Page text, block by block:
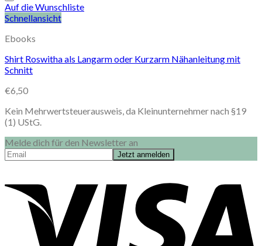
Auf die Wunschliste
Schnellansicht
Ebooks
Shirt Roswitha als Langarm oder Kurzarm Nähanleitung mit
Schnitt
€6,50
Kein Mehrwertsteuerausweis, da Kleinunternehmer nach §19
(1) UStG.
Melde dich für den Newsletter an